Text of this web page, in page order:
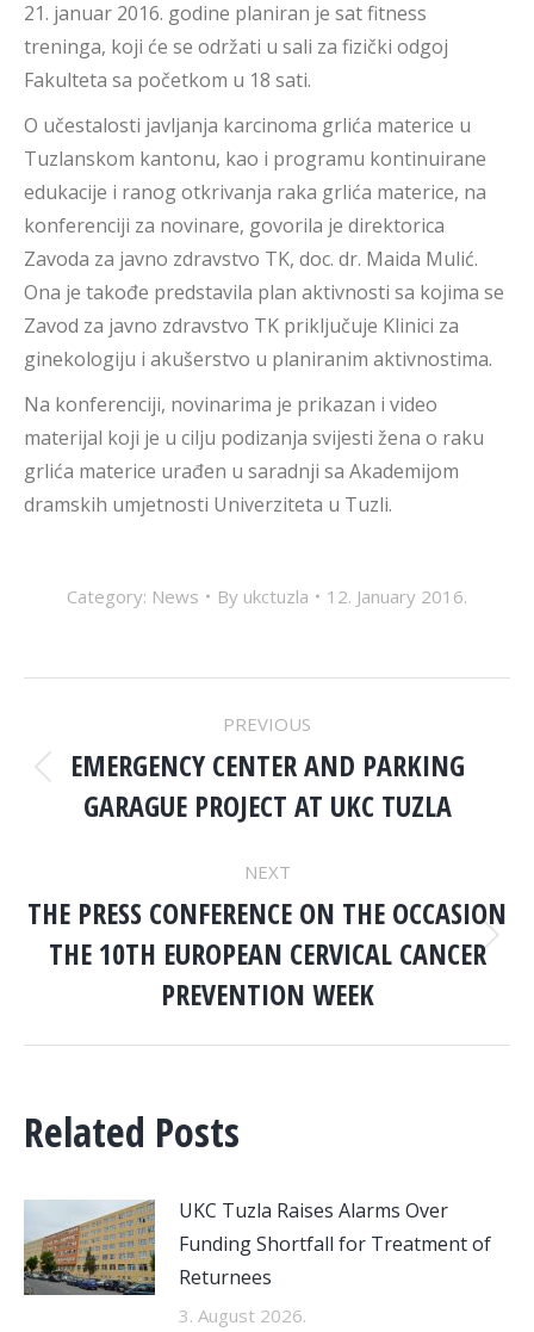
21. januar 2016. godine planiran je sat fitness
treninga, koji će se održati u sali za fizički odgoj
Fakulteta sa početkom u 18 sati.
O učestalosti javljanja karcinoma grlića materice u
Tuzlanskom kantonu, kao i programu kontinuirane
edukacije i ranog otkrivanja raka grlića materice, na
konferenciji za novinare, govorila je direktorica
Zavoda za javno zdravstvo TK, doc. dr. Maida Mulić.
Ona je takođe predstavila plan aktivnosti sa kojima se
Zavod za javno zdravstvo TK priključuje Klinici za
ginekologiju i akušerstvo u planiranim aktivnostima.
Na konferenciji, novinarima je prikazan i video
materijal koji je u cilju podizanja svijesti žena o raku
grlića materice urađen u saradnji sa Akademijom
dramskih umjetnosti Univerziteta u Tuzli.
Category: News By ukctuzla 12. January 2016.
NAVIGATION
PREVIOUS
Previous
post:
EMERGENCY CENTER AND PARKING
GARAGUE PROJECT AT UKC TUZLA
NEXT
Next
post:
THE PRESS CONFERENCE ON THE OCCASION
THE 10TH EUROPEAN CERVICAL CANCER
PREVENTION WEEK
Related Posts
UKC Tuzla Raises Alarms Over
Funding Shortfall for Treatment of
Returnees
3. August 2026.